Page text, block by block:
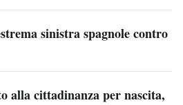
sinistra spagnole contro
alla cittadinanza per nascita,